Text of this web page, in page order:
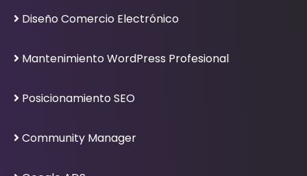
Diseño Comercio Electrónico
Mantenimiento WordPress Profesional
Posicionamiento SEO
Community Manager